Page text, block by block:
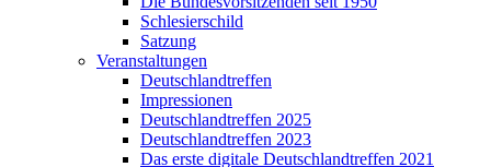
Schlesierschild
Satzung
Veranstaltungen
Deutschlandtreffen
Impressionen
Deutschlandtreffen 2025
Deutschlandtreffen 2023
Das erste digitale Deutschlandtreffen 2021